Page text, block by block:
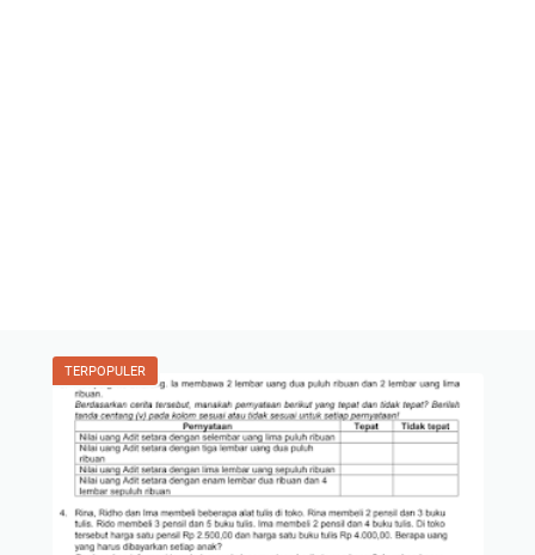
TERPOPULER